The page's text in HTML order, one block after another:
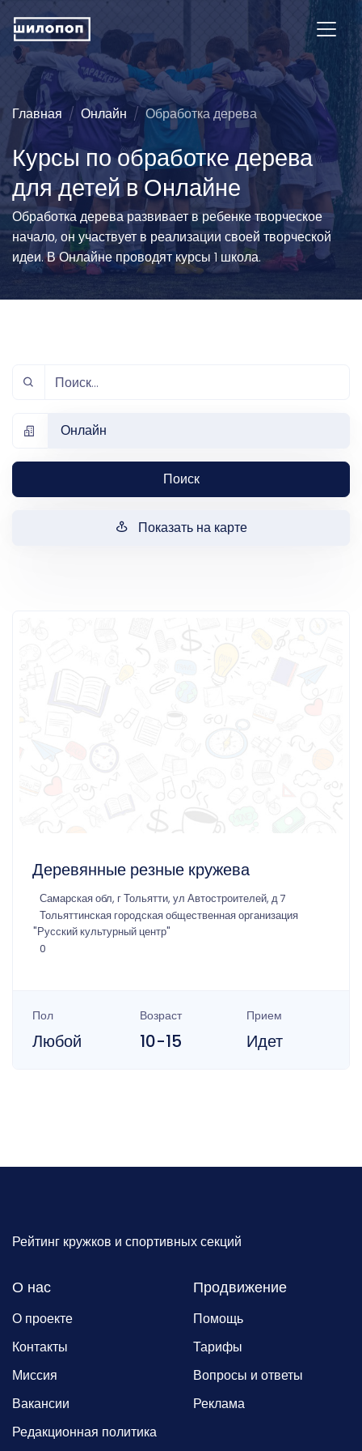
Главная Онлайн Обработка дерева
Курсы по обработке дерева
для детей в Онлайне
Обработка дерева развивает в ребенке творческое
начало, он участвует в реализации своей творческой
идеи. В Онлайне проводят курсы 1 школа.
Онлайн
Поиск
Показать на карте
Деревянные резные кружева
Самарская обл, г Тольятти, ул Автостроителей, д 7
Тольяттинская городская общественная организация
"Русский культурный центр"
0
Пол
Любой
Возраст
10-15
Прием
Идет
Рейтинг кружков и спортивных секций
О нас
О проекте
Контакты
Миссия
Вакансии
Редакционная политика
Продвижение
Помощь
Тарифы
Вопросы и ответы
Реклама